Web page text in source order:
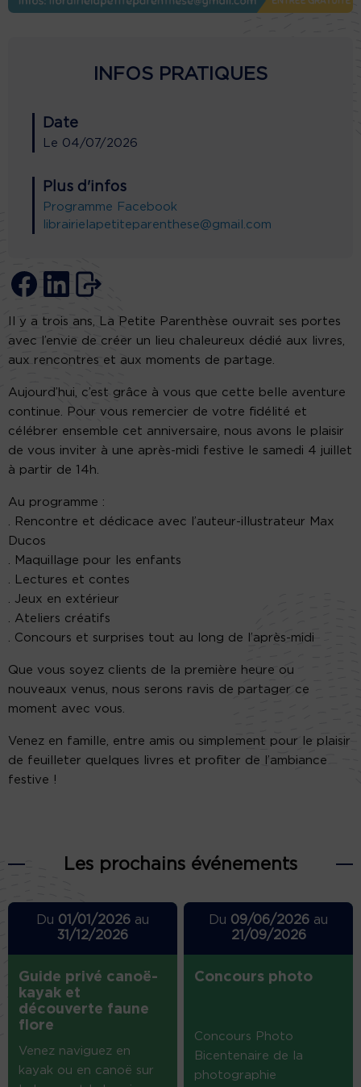
INFOS PRATIQUES
Date
Le 04/07/2026
Plus d'infos
Programme Facebook
librairielapetiteparenthese@gmail.com
Il y a trois ans, La Petite Parenthèse ouvrait ses portes
avec l’envie de créer un lieu chaleureux dédié aux livres,
aux rencontres et aux moments de partage.
Aujourd’hui, c’est grâce à vous que cette belle aventure
continue. Pour vous remercier de votre fidélité et
célébrer ensemble cet anniversaire, nous avons le plaisir
de vous inviter à une après-midi festive le samedi 4 juillet
à partir de 14h.
Au programme :
. Rencontre et dédicace avec l’auteur-illustrateur Max
Ducos
. Maquillage pour les enfants
. Lectures et contes
. Jeux en extérieur
. Ateliers créatifs
. Concours et surprises tout au long de l’après-midi
Que vous soyez clients de la première heure ou
nouveaux venus, nous serons ravis de partager ce
moment avec vous.
Venez en famille, entre amis ou simplement pour le plaisir
de feuilleter quelques livres et profiter de l’ambiance
festive !
Les prochains événements
Du 01/01/2026au
31/12/2026
Guide privé canoë-
kayak et
découverte faune
flore
Venez naviguez en
kayak ou en canoë sur
Du 09/06/2026 au
21/09/2026
Concours photo
Concours Photo
Bicentenaire de la
photographie